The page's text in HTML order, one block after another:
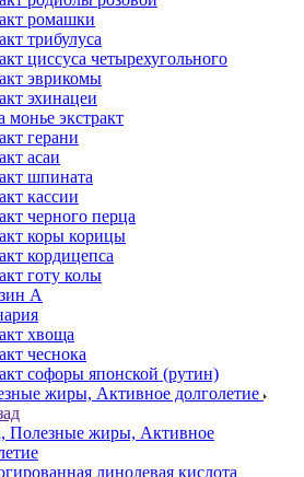
ромашки
трибулуса
циссуса четырехугольного
эврикомы
эхинацеи
монье экстракт
герани
асаи
шпината
кассии
черного перца
коры корицы
кордицепса
готу колы
А
хвоща
чеснока
софоры японской (рутин)
жиры, Активное долголетие
Полезные жиры, Активное
линолевая кислота